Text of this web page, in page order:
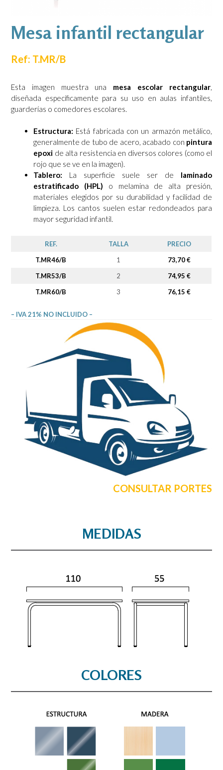
Mesa infantil rectangular
Ref: T.MR/B
Esta imagen muestra una mesa escolar rectangular,
diseñada específicamente para su uso en aulas infantiles,
guarderías o comedores escolares.
Estructura: Está fabricada con un armazón metálico,
generalmente de tubo de acero, acabado con pintura
epoxi de alta resistencia en diversos colores (como el
rojo que se ve en la imagen).
Tablero: La superficie suele ser de laminado
estratificado (HPL) o melamina de alta presión,
materiales elegidos por su durabilidad y facilidad de
limpieza. Los cantos suelen estar redondeados para
mayor seguridad infantil.
REF. TALLA
PRECIO
T.MR46/B
1
73,70 €
T.MR53/B
2
74,95 €
T.MR60/B
3 76,15 €
– IVA 21% NO INCLUIDO –
CONSULTAR PORTES
MEDIDAS
COLORES